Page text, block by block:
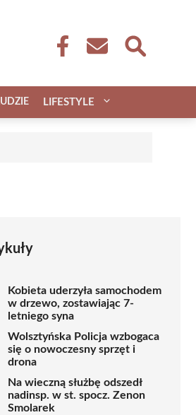
LIFESTYLE
Kobieta uderzyła samochodem
w drzewo, zostawiając 7-
letniego syna
Wolsztyńska Policja wzbogaca
się o nowoczesny sprzęt i
drona
Na wieczną służbę odszedł
nadinsp. w st. spocz. Zenon
Smolarek